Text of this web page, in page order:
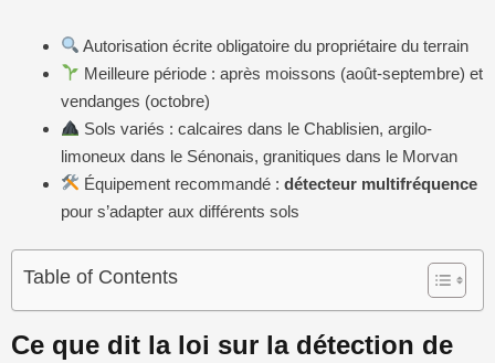
Autorisation écrite obligatoire du propriétaire du terrain
Meilleure période : après moissons (août-septembre) et
vendanges (octobre)
Sols variés : calcaires dans le Chablisien, argilo-
limoneux dans le Sénonais, granitiques dans le Morvan
Équipement recommandé :détecteur multifréquence
pour s’adapter aux différents sols
Table of Contents
Ce que dit la loi sur la détection de